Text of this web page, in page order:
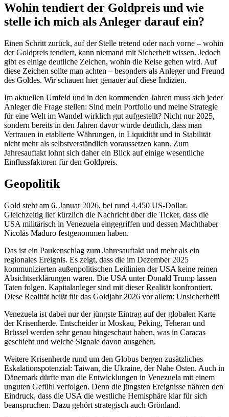
Wohin tendiert der Goldpreis und wie
stelle ich mich als Anleger darauf ein?
Einen Schritt zurück, auf der Stelle tretend oder nach vorne – wohin
der Goldpreis tendiert, kann niemand mit Sicherheit wissen. Jedoch
gibt es einige deutliche Zeichen, wohin die Reise gehen wird. Auf
diese Zeichen sollte man achten – besonders als Anleger und Freund
des Goldes. Wir schauen hier genauer auf diese Indizien.
Im aktuellen Umfeld und in den kommenden Jahren muss sich jeder
Anleger die Frage stellen: Sind mein Portfolio und meine Strategie
für eine Welt im Wandel wirklich gut aufgestellt? Nicht nur 2025,
sondern bereits in den Jahren davor wurde deutlich, dass man
Vertrauen in etablierte Währungen, in Liquidität und in Stabilität
nicht mehr als selbstverständlich voraussetzen kann. Zum
Jahresauftakt lohnt sich daher ein Blick auf einige wesentliche
Einflussfaktoren für den Goldpreis.
Geopolitik
Gold steht am 6. Januar 2026, bei rund 4.450 US-Dollar.
Gleichzeitig lief kürzlich die Nachricht über die Ticker, dass die
USA militärisch in Venezuela eingegriffen und dessen Machthaber
Nicolás Maduro festgenommen haben.
Das ist ein Paukenschlag zum Jahresauftakt und mehr als ein
regionales Ereignis. Es zeigt, dass die im Dezember 2025
kommunizierten außenpolitischen Leitlinien der USA keine reinen
Absichtserklärungen waren. Die USA unter Donald Trump lassen
Taten folgen. Kapitalanleger sind mit dieser Realität konfrontiert.
Diese Realität heißt für das Goldjahr 2026 vor allem: Unsicherheit!
Venezuela ist dabei nur der jüngste Eintrag auf der globalen Karte
der Krisenherde. Entscheider in Moskau, Peking, Teheran und
Brüssel werden sehr genau hingeschaut haben, was in Caracas
geschieht und welche Signale davon ausgehen.
Weitere Krisenherde rund um den Globus bergen zusätzliches
Eskalationspotenzial: Taiwan, die Ukraine, der Nahe Osten. Auch in
Dänemark dürfte man die Entwicklungen in Venezuela mit einem
unguten Gefühl verfolgen. Denn die jüngsten Ereignisse nähren den
Eindruck, dass die USA die westliche Hemisphäre klar für sich
beanspruchen. Dazu gehört strategisch auch Grönland.